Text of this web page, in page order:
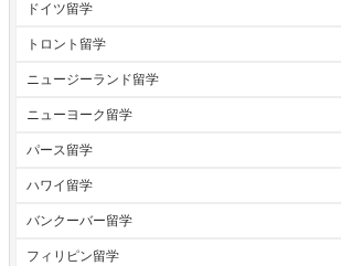
ドイツ留学
トロント留学
ニュージーランド留学
ニューヨーク留学
パース留学
ハワイ留学
バンクーバー留学
フィリピン留学